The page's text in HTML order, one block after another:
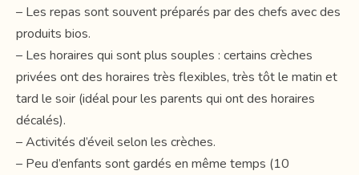
– Les repas sont souvent préparés par des chefs avec des
produits bios.
– Les horaires qui sont plus souples : certains crèches
privées ont des horaires très flexibles, très tôt le matin et
tard le soir (idéal pour les parents qui ont des horaires
décalés).
– Activités d’éveil selon les crèches.
– Peu d’enfants sont gardés en même temps (10